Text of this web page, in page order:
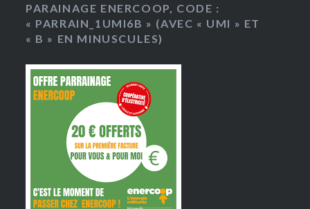
PARAINAGE ENERCOOP, CODE :
« PARRAIN_1UMI6B » (AVEC « UMI » ET
« B » EN MINUSCULES)